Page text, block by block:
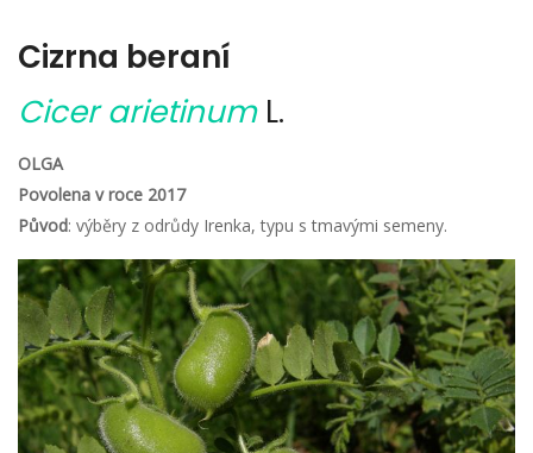
Cizrna beraní
Cicer arietinumL.
OLGA
Povolena v roce 2017
Původ: výběry z odrůdy Irenka, typu s tmavými semeny.